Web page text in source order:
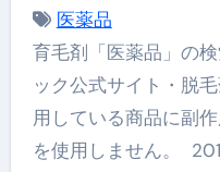
医薬品
育毛剤「医薬品」の
ック公式サイト・脱
用している商品に副
を使用しません。